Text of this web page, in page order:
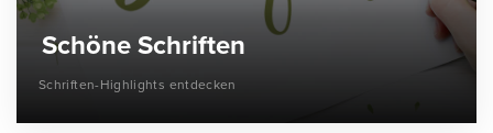
Schöne Schriften
Schriften-Highlights entdecken